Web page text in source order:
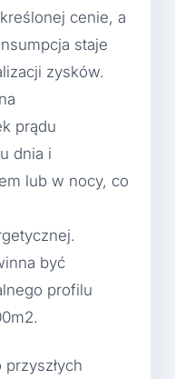
cenie, a
staje
zysków.
prądu
dnia i
lub w nocy, co
być
profilu